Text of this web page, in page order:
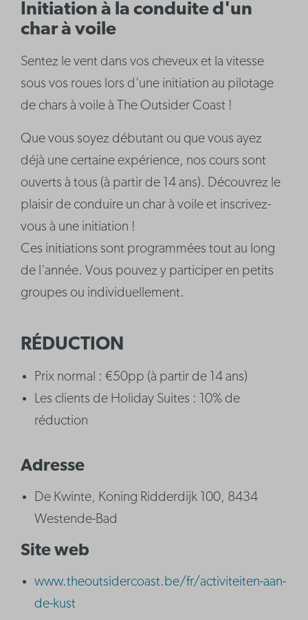
Initiation à la conduite d'un
char à voile
Sentez le vent dans vos cheveux et la vitesse
sous vos roues lors d'une initiation au pilotage
de chars à voile à The Outsider Coast !
Que vous soyez débutant ou que vous ayez
déjà une certaine expérience, nos cours sont
ouverts à tous (à partir de 14 ans). Découvrez le
plaisir de conduire un char à voile et inscrivez-
vous à une initiation !
Ces initiations sont programmées tout au long
de l'année. Vous pouvez y participer en petits
groupes ou individuellement.
RÉDUCTION
Prix normal : €50pp (à partir de 14 ans)
Les clients de Holiday Suites : 10% de
réduction
Adresse
De Kwinte, Koning Ridderdijk 100, 8434
Westende-Bad
Site web
www.theoutsidercoast.be/fr/activiteiten-aan-
de-kust